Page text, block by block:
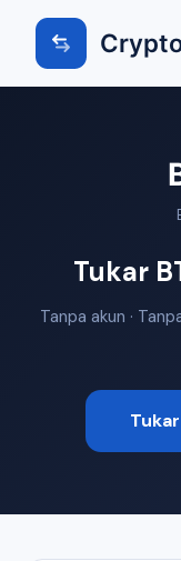
Tukar
Tanpa akun ·